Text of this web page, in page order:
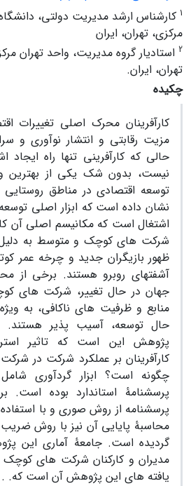
1 کارشناس ارشد مدیریت دولتی،
مرکزی، تهران، ایران
2 استادیار گروه مدیریت، واحد تهران
تهران، ایران.
چکیده
کارآفرینان محرک اصلی تغییرات
مزیت رقابتی و انتشار نوآوری و
حالی که کارآفرینی تنها راه ایجاد
نیست، بدون شک یکی از بهترین و
توسعه اقتصادی در مناطق
نشان داده است که ابزار اصلی
اشتغال است که مکانیسم اصلی آن
شرکت های کوچک و متوسط به دلیل
ظهور بازیگران جدید و چرخه عمر
آشفتهای روبرو هستند. برخی از
جهان در حال تغییر، شرکت های
منابع و ظرفیت های ناکافی، به
حال توسعه، آسیب پذیر هستند.
پژوهش این است که تاثیر
کارآفرینان بر عملکرد شرکت در
چگونه است؟ ابزار گردآوری
پرسشنامۀ استاندارد بوده است.
محاسبۀ پایایی آن نیز با روش ضریب
مدیران و کارکنان شرکت های
یافته های این پژوهش آن است که. .